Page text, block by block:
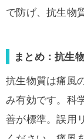
で防げ、抗生物
まとめ：抗生
抗生物質は痛風
み有効です。科
善が標準。誤用